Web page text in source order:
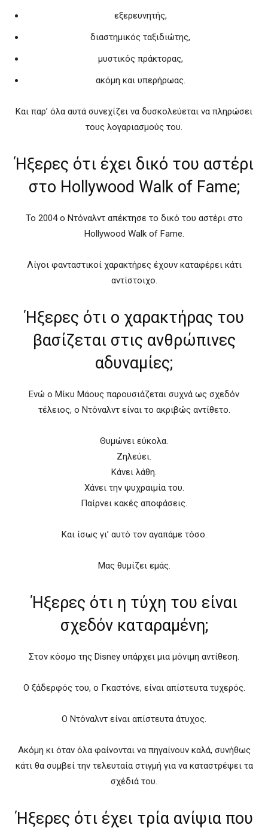
εξερευνητής,
διαστημικός ταξιδιώτης,
μυστικός πράκτορας,
ακόμη και υπερήρωας.
Και παρ’ όλα αυτά συνεχίζει να δυσκολεύεται να πληρώσει
τους λογαριασμούς του.
Ήξερες ότι έχει δικό του αστέρι
στο Hollywood Walk of Fame;
Το 2004 ο Ντόναλντ απέκτησε το δικό του αστέρι στο
Hollywood Walk of Fame.
Λίγοι φανταστικοί χαρακτήρες έχουν καταφέρει κάτι
αντίστοιχο.
Ήξερες ότι ο χαρακτήρας του
βασίζεται στις ανθρώπινες
αδυναμίες;
Ενώ ο Μίκυ Μάους παρουσιάζεται συχνά ως σχεδόν
τέλειος, ο Ντόναλντ είναι το ακριβώς αντίθετο.
Θυμώνει εύκολα.
Ζηλεύει.
Κάνει λάθη.
Χάνει την ψυχραιμία του.
Παίρνει κακές αποφάσεις.
Και ίσως γι’ αυτό τον αγαπάμε τόσο.
Μας θυμίζει εμάς.
Ήξερες ότι η τύχη του είναι
σχεδόν καταραμένη;
Στον κόσμο της Disney υπάρχει μια μόνιμη αντίθεση.
Ο ξάδερφός του, ο Γκαστόνε, είναι απίστευτα τυχερός.
Ο Ντόναλντ είναι απίστευτα άτυχος.
Ακόμη κι όταν όλα φαίνονται να πηγαίνουν καλά, συνήθως
κάτι θα συμβεί την τελευταία στιγμή για να καταστρέψει τα
σχέδιά του.
Ήξερες ότι έχει τρία ανίψια που